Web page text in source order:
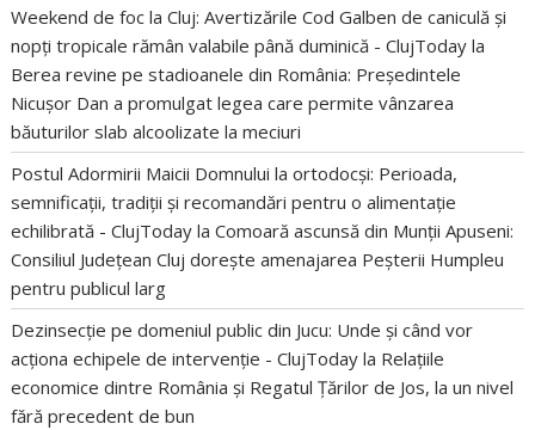
Weekend de foc la Cluj: Avertizările Cod Galben de caniculă și
nopți tropicale rămân valabile până duminică - ClujToday la
Berea revine pe stadioanele din România: Președintele
Nicușor Dan a promulgat legea care permite vânzarea
băuturilor slab alcoolizate la meciuri
Postul Adormirii Maicii Domnului la ortodocși: Perioada,
semnificații, tradiții și recomandări pentru o alimentație
echilibrată - ClujToday laComoară ascunsă din Munții Apuseni:
Consiliul Județean Cluj dorește amenajarea Peșterii Humpleu
pentru publicul larg
Dezinsecție pe domeniul public din Jucu: Unde și când vor
acționa echipele de intervenție - ClujToday la Relațiile
economice dintre România și Regatul Țărilor de Jos, la un nivel
fără precedent de bun